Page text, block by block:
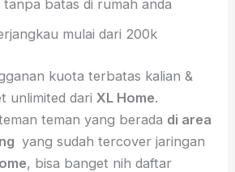
batas di rumah anda
mulai dari 200k
kuota terbatas kalian &
unlimited dariXL Home.
teman yang berada di area
yang sudah tercover jaringan
, bisa banget nih daftar